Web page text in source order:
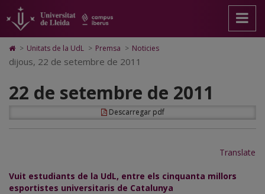
22
de
setembre
de
2011
pàgina
principal.
Universitat
Lleida
contingut
principal
Mapa
Web.
Universitat
Cerca
Accessibilitat.
Universitat
Lleida
Icono
de
Home
ir
a
página
de
> Unitats de la UdL > Premsa > Noticies
dijous, 22 de setembre de 2011
22 de setembre de 2011
Descarregar pdf
Translate
Vuit estudiants de la UdL, entre els cinquanta millors
esportistes universitaris de Catalunya